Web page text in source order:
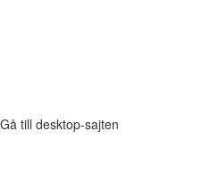
Gå till desktop-sajten